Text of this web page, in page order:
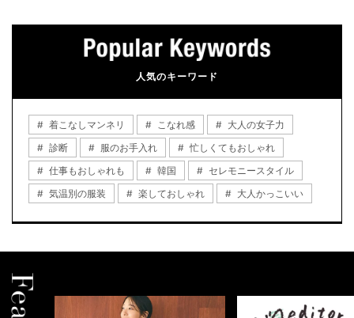
人気のキーワード
着こなしマンネリ こなれ感
大人の女子力
診断
服のお手入れ
忙しくてもおしゃれ
仕事もおしゃれも
韓国
セレモニースタイル
気温別の服装
楽しておしゃれ 大人かっこいい